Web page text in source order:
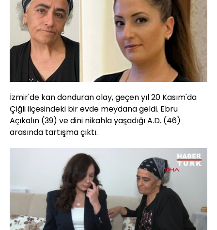
İzmir'de kan donduran olay, geçen yıl 20 Kasım'da
Çiğli ilçesindeki bir evde meydana geldi. Ebru
Açıkalın (39) ve dini nikahla yaşadığı A.D. (46)
arasında tartışma çıktı.